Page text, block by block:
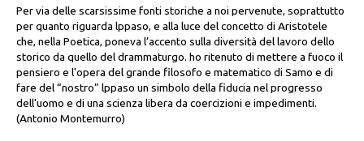
Per via delle scarsissime fonti storiche a noi pervenute, soprattutto
per quanto ri­guarda lppaso, e alla luce del concetto di Aristotele
che, nella Poetica, poneva l’ac­cento sulla diversità del lavoro dello
storico da quello del drammaturgo. ho ritenu­to di mettere a fuoco il
pensiero e l'opera del grande filosofo e matematico di Samo e di
fare del “nostro” lppaso un simbolo della fiducia nel progresso
dell'uomo e di una scienza libera da coercizioni e impedimenti.
(Antonio Montemurro)